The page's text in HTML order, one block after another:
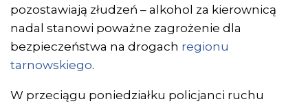
pozostawiają złudzeń – alkohol za kierownicą
nadal stanowi poważne zagrożenie dla
bezpieczeństwa na drogach regionu
tarnowskiego.
W przeciągu poniedziałku policjanci ruchu